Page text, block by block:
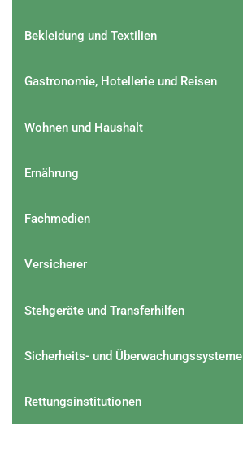
Bekleidung und Textilien
Gastronomie, Hotellerie und Reisen
Wohnen und Haushalt
Ernährung
Fachmedien
Versicherer
Stehgeräte und Transferhilfen
Sicherheits- und Überwachungssysteme
Rettungsinstitutionen